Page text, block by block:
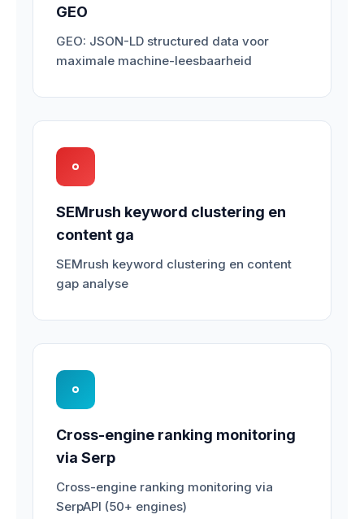
GEO
GEO: JSON-LD structured data voor
maximale machine-leesbaarheid
SEMrush keyword clustering en
content ga
SEMrush keyword clustering en content
gap analyse
Cross-engine ranking monitoring
via Serp
Cross-engine ranking monitoring via
SerpAPI (50+ engines)